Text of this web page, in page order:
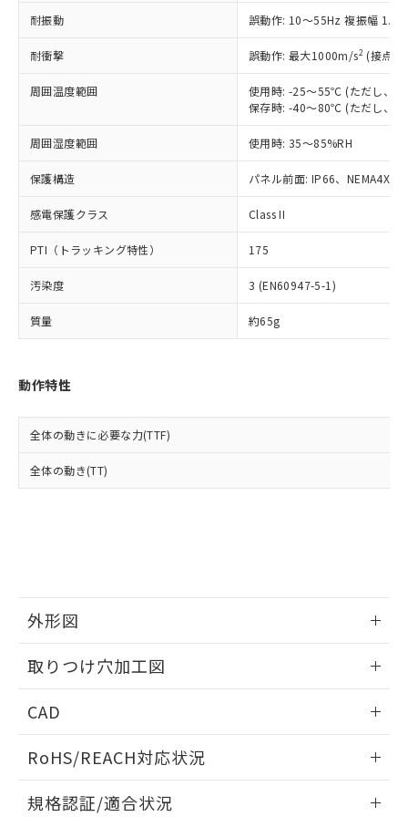
耐振動 誤動作: 10～55Hz 複振幅
耐衝撃 誤動作: 最大1000m/s2 (接点
周囲温度範囲
使用時: -25～55℃ (ただし、氷
保存時: -40～80℃ (ただし、氷
周囲湿度範囲 使用時: 35～85%RH
保護構造 パネル前面: IP66、NEMA4X,
感電保護クラス Class II
PTI（トラッキング特性） 175
汚染度 3 (EN60947-5-1)
質量 約65g
動作特性
全体の動きに必要な力(TTF)
全体の動き(TT)
外形図
取りつけ穴加工図
CAD
ドすることができます。
RoHS/REACH対応状況
規格認証/適合状況
記載している更新日時点での社内デー
タに基づき作成されるものであり、閲
覧された時点での実際の在庫および標
準価格とは異なる場合があることをご
正式な納期状況および標準価格はお客
様のお取引先、またはお客様担当のオ
ムロン制御機器販売店・当社販売員に
オムロン制御機器販売店や当社販売拠
販売ネットワーク
」をご確認
ください。
在庫状況および標準価格結果を当社の
事前の承諾なく第三者に漏洩または開
示しないようお願いします。
マイパーツ機能（部品リスト作成サー
ビス）をご利用いただくには、I-Web
メンバーズにご登録されている必要が
および当社の共同利用者が、当社の製
品・サービスに関するお客様との取
をご了承ください。
※当社の共同利用者とは、"個人情報
鉛(Pb) 1000ppm以下、 水銀(Hg) 1000ppm以下、 カド
六価クロム(Cr(Ⅵ)) 1000ppm以下、ポリ臭化ビフェニル
類(PBB) 1000ppm以下、ポリ臭化ジフェニルエーテル類
(PBDE) 1000ppm以下、フタル酸ビス(2-エチルヘキシ
ル) (DEHP)(別名：DOP) 1000ppm以下、フタル酸ブチ
ルベンジル（BBP） 1000ppm以下、フタル酸ジブチル
（DBP） 1000ppm以下、フタル酸ジイソブチル
(DIBP) 1000ppm以下
但し、RoHS指令で産業用監視および制御機器に対する
適用除外項目は除く。
フタル酸エステル類の４物質については閾値を超える意
図的な使用がないことを確認しています。
※2 対応予定月
部品在庫の切り替え状況などにより、予定
月が前後することがあります。
下記の非含有証明書をダウンロードするこ
とができます。
EU RoHS指令（10物質）の非含有証明書
物質の対応では、対応完了までの期間は出
荷製品に未対応品が混在することから備考
既に当社にて対応品への在庫切替を完了
していることから、特段のことがない限
り、2022年1月12日より割愛しておりま
*中国RoHS10物質の基準値 (GB/T26572)：
Pb(鉛) :1000ppm、 Hg(水銀) : 1000ppm、 Cd(カドミウ
Cr(Ⅵ)(六価クロム) : 1000ppm、 PBBs(ポリ臭化ビフェ
ニル類) : 1000ppm、 PBDEs(ポリ臭化ジフェニルエーテ
ル) : 1000ppm、
DEHP(フタル酸ビス(2-エチルヘキシル)) : 1000ppm
※2 環境保護使用期限
「ｅ」：有害物質（10物質）のすべてが基
準値以下であることを示します。
「10」：通常の使用状況下において有害物
質が外部に漏えいし、環境に深刻な影響を
及ぼさない年数を意味します。
（以下｢規制貨物等」という）を輸出
または国外への提供する場合は、日本
国政府の輸出許可(または役務取引許
可)を取得するなどの必要な手続きを
当社は規制貨物を破棄する場合は、完
全に破砕するなど、違法に輸出されな
いよう必要な手段を講じます。
当社は貴社製品を、核兵器、ミサイ
ル、化学兵器、生物兵器またはその他
武器並びにこれらの製造装置等に一切
使用いたしません。
当社は、貴社製品を第三者に販売する
場合は、上記1、2および3の内容を当
該第三者に通知します。また当社は、
販売先および販売に係わる関係者が違
法に輸出するおそれがある場合は、取
り引きをいたしません。
○ 一定数以上の在庫あり
△ 一定数には満たないが在庫あり
在庫なし(最新の在庫状況につ
いては、お客様のお取引先、ま
たはお客様担当のオムロン制御
機器販売店・当社販売員にご確
認ください)
受注生産機種、また在庫状況の
情報を公開していない機種